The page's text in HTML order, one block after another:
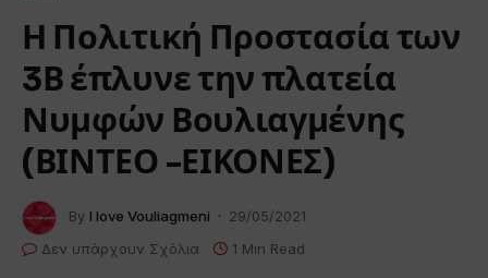
Η Πολιτική Προστασία των
3Β έπλυνε την πλατεία
Νυμφών Βουλιαγμένης
(ΒΙΝΤΕΟ -ΕΙΚΟΝΕΣ)
By I love Vouliagmeni
29/05/2021
Δεν υπάρχουν Σχόλια
1 Min Read